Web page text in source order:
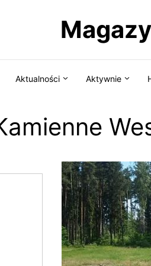
Aktualności Aktywnie